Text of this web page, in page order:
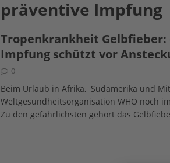
ALLGEMEIN
[ 24. März 2023 ]
[ 24. März 2023 ] Töpfern
Jucken auf acht Beinen…
präventive Impfung
Tropenkrankheit
Impfung schützt vor
0
Beim Urlaub in Afrika, Südamerika und
Weltgesundheitsorganisation WHO noch
Zu den gefährlichsten gehört das